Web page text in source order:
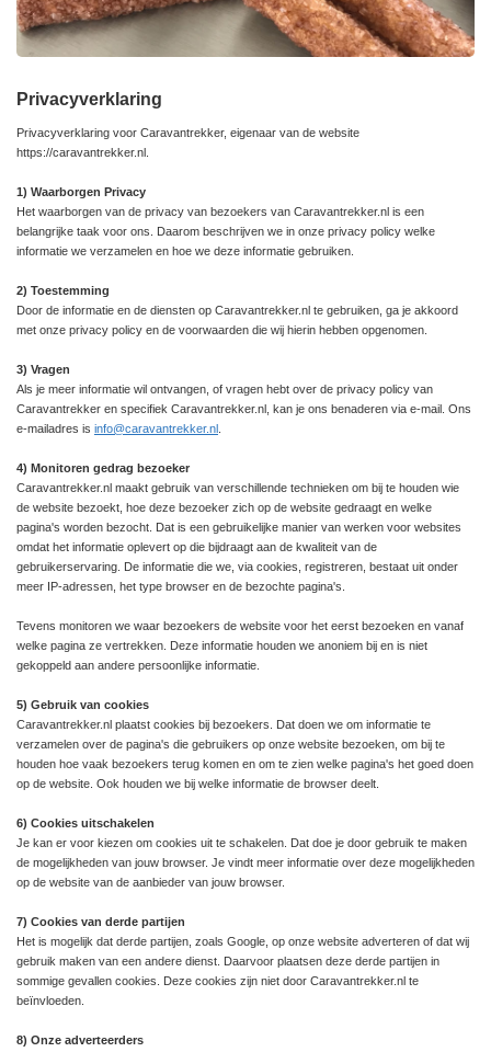
Privacyverklaring
Privacyverklaring voor Caravantrekker, eigenaar van de website
https://caravantrekker.nl.
1) Waarborgen Privacy
Het waarborgen van de privacy van bezoekers van Caravantrekker.nl is een
belangrijke taak voor ons. Daarom beschrijven we in onze privacy policy welke
informatie we verzamelen en hoe we deze informatie gebruiken.
2) Toestemming
Door de informatie en de diensten op Caravantrekker.nl te gebruiken, ga je akkoord
met onze privacy policy en de voorwaarden die wij hierin hebben opgenomen.
3) Vragen
Als je meer informatie wil ontvangen, of vragen hebt over de privacy policy van
Caravantrekker en specifiek Caravantrekker.nl, kan je ons benaderen via e-mail. Ons
e-mailadres is info@caravantrekker.nl
4) Monitoren gedrag bezoeker
Caravantrekker.nl maakt gebruik van verschillende technieken om bij te houden wie
de website bezoekt, hoe deze bezoeker zich op de website gedraagt en welke
pagina's worden bezocht. Dat is een gebruikelijke manier van werken voor websites
omdat het informatie oplevert op die bijdraagt aan de kwaliteit van de
gebruikerservaring. De informatie die we, via cookies, registreren, bestaat uit onder
meer IP-adressen, het type browser en de bezochte pagina's.
Tevens monitoren we waar bezoekers de website voor het eerst bezoeken en vanaf
welke pagina ze vertrekken. Deze informatie houden we anoniem bij en is niet
gekoppeld aan andere persoonlijke informatie.
5) Gebruik van cookies
Caravantrekker.nl plaatst cookies bij bezoekers. Dat doen we om informatie te
verzamelen over de pagina's die gebruikers op onze website bezoeken, om bij te
houden hoe vaak bezoekers terug komen en om te zien welke pagina's het goed doen
op de website. Ook houden we bij welke informatie de browser deelt.
6) Cookies uitschakelen
Je kan er voor kiezen om cookies uit te schakelen. Dat doe je door gebruik te maken
de mogelijkheden van jouw browser. Je vindt meer informatie over deze mogelijkheden
op de website van de aanbieder van jouw browser.
7) Cookies van derde partijen
Het is mogelijk dat derde partijen, zoals Google, op onze website adverteren of dat wij
gebruik maken van een andere dienst. Daarvoor plaatsen deze derde partijen in
sommige gevallen cookies. Deze cookies zijn niet door Caravantrekker.nl te
beïnvloeden.
8) Onze adverteerders